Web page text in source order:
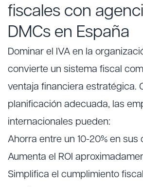
fiscales con
DMCs en España
Dominar el IVA en la
convierte un sistema fiscal
ventaja financiera estratégica.
planificación adecuada, las
internacionales pueden:
Ahorra entre un 10-20% en sus
Aumenta el ROI
Simplifica el cumplimiento